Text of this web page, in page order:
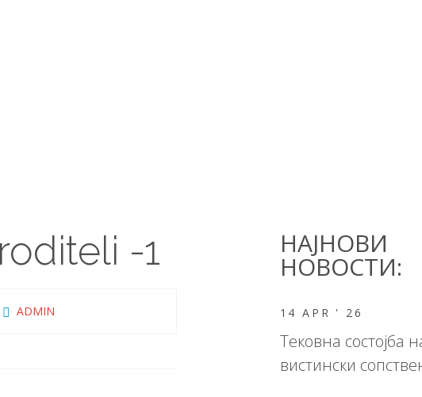
-1
ADMIN
НАЈНОВИ
НОВОСТИ:
14 APR ' 26
Тековна состојба
вистински